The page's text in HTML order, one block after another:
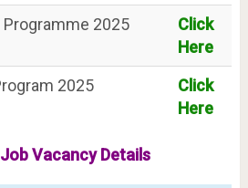
2025
Click
Here
2025
Click
Here
Vacancy Details